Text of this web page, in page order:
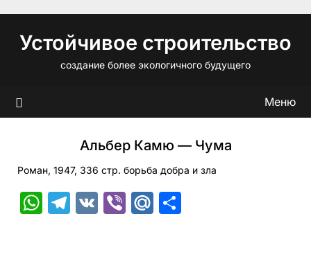
содержимому
Устойчивое строительство
создание более экологичного будущего
Меню
Альбер Камю — Чума
Роман, 1947, 336 стр. борьба добра и зла
WhatsApp
Telegram
VK ViberMail.Ru